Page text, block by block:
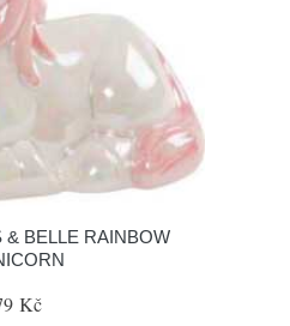
& BELLE RAINBOW
Kč